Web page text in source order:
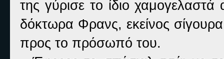
της γύρισε το ίδιο
δόκτωρα Φρανς, εκείνος
προς το πρόσωπό του.